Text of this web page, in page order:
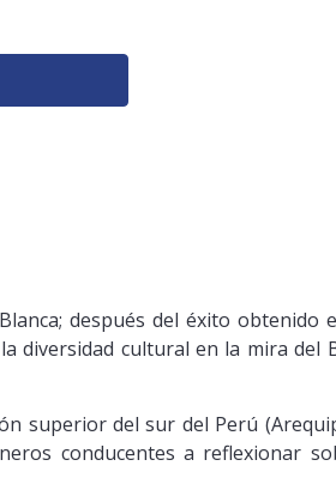
después del éxito obtenido
diversidad cultural en la mira del
superior del sur del Perú
conducentes a reflexionar